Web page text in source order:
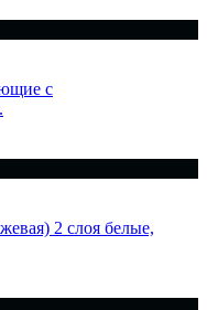
с
2 слоя белые,